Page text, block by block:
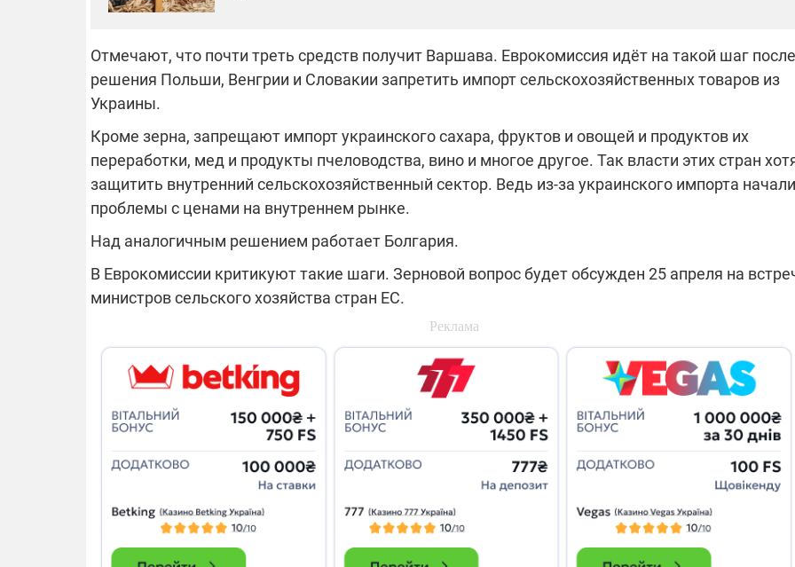
Отмечают, что почти треть средств получит Варшава. Еврокомиссия идёт на такой шаг после
решения Польши, Венгрии и Словакии запретить импорт сельскохозяйственных товаров из
Украины.
Кроме зерна, запрещают импорт украинского сахара, фруктов и овощей и продуктов их
переработки, мед и продукты пчеловодства, вино и многое другое. Так власти этих стран
защитить внутренний сельскохозяйственный сектор. Ведь из-за украинского импорта
проблемы с ценами на внутреннем рынке.
Над аналогичным решением работает Болгария.
В Еврокомиссии критикуют такие шаги. Зерновой вопрос будет обсужден 25 апреля на
министров сельского хозяйства стран ЕС.